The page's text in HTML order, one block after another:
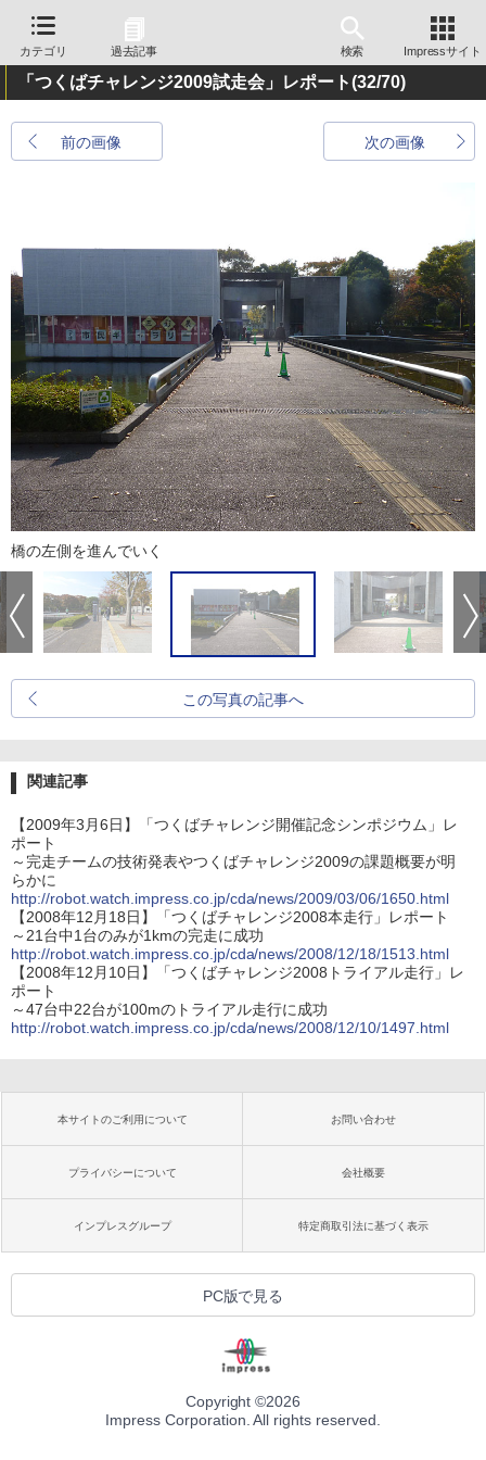
カテゴリ 過去記事 検索 Impressサイト
「つくばチャレンジ2009試走会」レポート(32/70)
前の画像 次の画像
橋の左側を進んでいく
この写真の記事へ
関連記事
【2009年3月6日】「つくばチャレンジ開催記念シンポジウム」レ
ポート
～完走チームの技術発表やつくばチャレンジ2009の課題概要が明
らかに
http://robot.watch.impress.co.jp/cda/news/2009/03/06/1650.html
【2008年12月18日】「つくばチャレンジ2008本走行」レポート
～21台中1台のみが1kmの完走に成功
http://robot.watch.impress.co.jp/cda/news/2008/12/18/1513.html
【2008年12月10日】「つくばチャレンジ2008トライアル走行」レ
ポート
～47台中22台が100mのトライアル走行に成功
http://robot.watch.impress.co.jp/cda/news/2008/12/10/1497.html
本サイトのご利用について お問い合わせ
プライバシーについて 会社概要
インプレスグループ 特定商取引法に基づく表示
PC版で見る
Copyright ©2026
Impress Corporation. All rights reserved.